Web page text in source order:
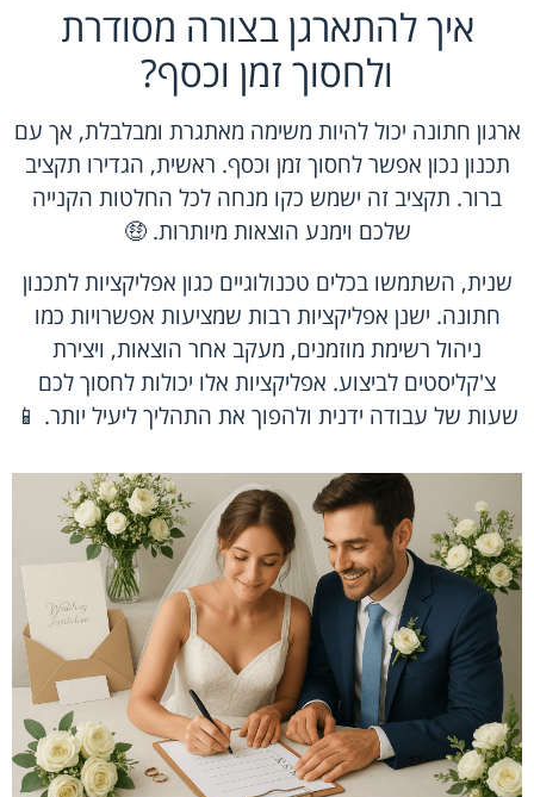
איך להתארגן בצורה מסודרת
ולחסוך זמן וכסף?
ארגון חתונה יכול להיות משימה מאתגרת ומבלבלת, אך עם
תכנון נכון אפשר לחסוך זמן וכסף. ראשית, הגדירו תקציב
ברור. תקציב זה ישמש כקו מנחה לכל החלטות הקנייה
שלכם וימנע הוצאות מיותרות. 🤑
שנית, השתמשו בכלים טכנולוגיים כגון אפליקציות לתכנון
חתונה. ישנן אפליקציות רבות שמציעות אפשרויות כמו
ניהול רשימת מוזמנים, מעקב אחר הוצאות, ויצירת
צ'קליסטים לביצוע. אפליקציות אלו יכולות לחסוך לכם
שעות של עבודה ידנית ולהפוך את התהליך ליעיל יותר. 📱